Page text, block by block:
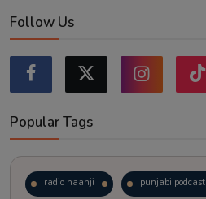
Follow Us
Popular Tags
radio haanji punjabi podcast